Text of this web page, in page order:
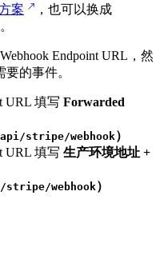
案
，也可以换成
Endpoint URL，然
要的事件。
URL 填写 Forwarded
api/stripe/webhook）
URL 填写 生产环境地址 +
stripe/webhook）